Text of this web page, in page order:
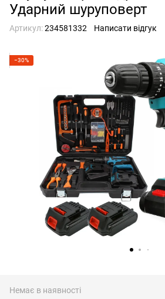
Ударний шуруповерт
Артикул:234581332 Написати відгук
−30%
Немає в наявності